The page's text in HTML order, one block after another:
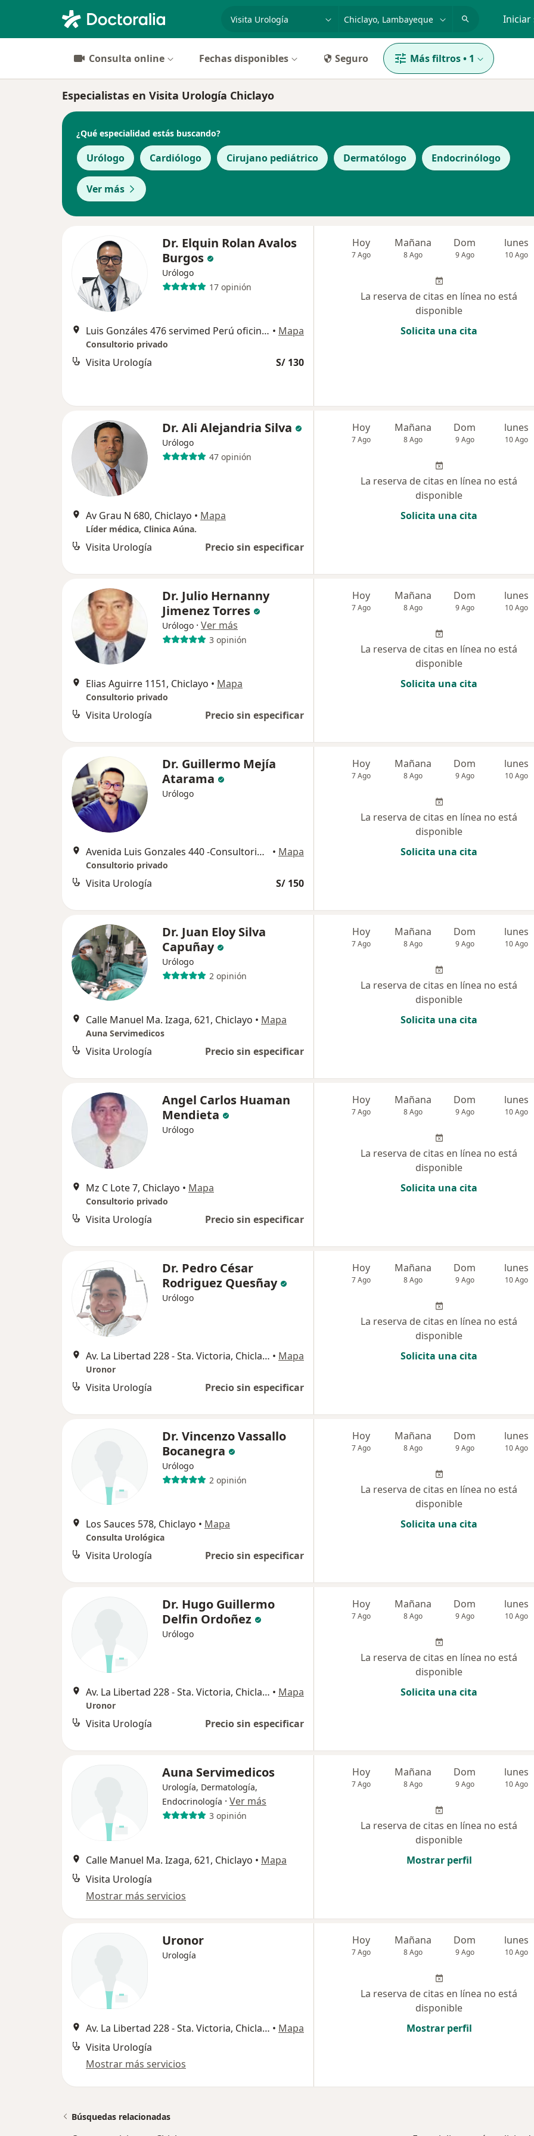
especialidad, enfermedad o nombre Iniciar
Consulta online Fechas disponibles Seguro Más filtros• 1
Especialistas en Visita Urología Chiclayo
¿Qué especialidad estás buscando?
Urólogo Cardiólogo Cirujano pediátrico Dermatólogo Endocrinólogo
Ver más
Dr. Elquin Rolan Avalos
Burgos
Urólogo
17 opinión
Luis Gonzáles 476 servimed Perú oficina 204, Chiclayo • Mapa
Consultorio privado
Visita Urología S/ 130
Hoy
7 Ago
Mañana
8 Ago
Dom
9 Ago
lunes
10 Ago
La reserva de citas en línea no está
disponible
Solicita una cita
Dr. Ali Alejandria Silva
Urólogo
47 opinión
Av Grau N 680, Chiclayo • Mapa
Líder médica, Clinica Aúna.
Visita Urología Precio sin especificar
Hoy
7 Ago
Mañana
8 Ago
Dom
9 Ago
lunes
10 Ago
La reserva de citas en línea no está
disponible
Solicita una cita
Dr. Julio Hernanny
Jimenez Torres
Urólogo · Ver más
3 opinión
Elias Aguirre 1151, Chiclayo • Mapa
Consultorio privado
Visita Urología Precio sin especificar
Hoy
7 Ago
Mañana
8 Ago
Dom
9 Ago
lunes
10 Ago
La reserva de citas en línea no está
disponible
Solicita una cita
Dr. Guillermo Mejía
Atarama
Urólogo
Avenida Luis Gonzales 440 -Consultorio 603, Chiclayo • Mapa
Consultorio privado
Visita Urología S/ 150
Hoy
7 Ago
Mañana
8 Ago
Dom
9 Ago
lunes
10 Ago
La reserva de citas en línea no está
disponible
Solicita una cita
Dr. Juan Eloy Silva
Capuñay
Urólogo
2 opinión
Calle Manuel Ma. Izaga, 621, Chiclayo • Mapa
Auna Servimedicos
Visita Urología Precio sin especificar
Hoy
7 Ago
Mañana
8 Ago
Dom
9 Ago
lunes
10 Ago
La reserva de citas en línea no está
disponible
Solicita una cita
Angel Carlos Huaman
Mendieta
Urólogo
Mz C Lote 7, Chiclayo • Mapa
Consultorio privado
Visita Urología Precio sin especificar
Hoy
7 Ago
Mañana
8 Ago
Dom
9 Ago
lunes
10 Ago
La reserva de citas en línea no está
disponible
Solicita una cita
Dr. Pedro César
Rodriguez Quesñay
Urólogo
Av. La Libertad 228 - Sta. Victoria, Chiclayo • Mapa
Uronor
Visita Urología Precio sin especificar
Hoy
7 Ago
Mañana
8 Ago
Dom
9 Ago
lunes
10 Ago
La reserva de citas en línea no está
disponible
Solicita una cita
Dr. Vincenzo Vassallo
Bocanegra
Urólogo
2 opinión
Los Sauces 578, Chiclayo • Mapa
Consulta Urológica
Visita Urología Precio sin especificar
Hoy
7 Ago
Mañana
8 Ago
Dom
9 Ago
lunes
10 Ago
La reserva de citas en línea no está
disponible
Solicita una cita
Dr. Hugo Guillermo
Delfin Ordoñez
Urólogo
Av. La Libertad 228 - Sta. Victoria, Chiclayo • Mapa
Uronor
Visita Urología Precio sin especificar
Hoy
7 Ago
Mañana
8 Ago
Dom
9 Ago
lunes
10 Ago
La reserva de citas en línea no está
disponible
Solicita una cita
Auna Servimedicos
Urología, Dermatología,
Endocrinología · Ver más
3 opinión
Calle Manuel Ma. Izaga, 621, Chiclayo • Mapa
Visita Urología
Mostrar más servicios
Hoy
7 Ago
Mañana
8 Ago
Dom
9 Ago
lunes
10 Ago
La reserva de citas en línea no está
disponible
Mostrar perfil
Uronor
Urología
Av. La Libertad 228 - Sta. Victoria, Chiclayo • Mapa
Visita Urología
Mostrar más servicios
Hoy
7 Ago
Mañana
8 Ago
Dom
9 Ago
lunes
10 Ago
La reserva de citas en línea no está
disponible
Mostrar perfil
Búsquedas relacionadas